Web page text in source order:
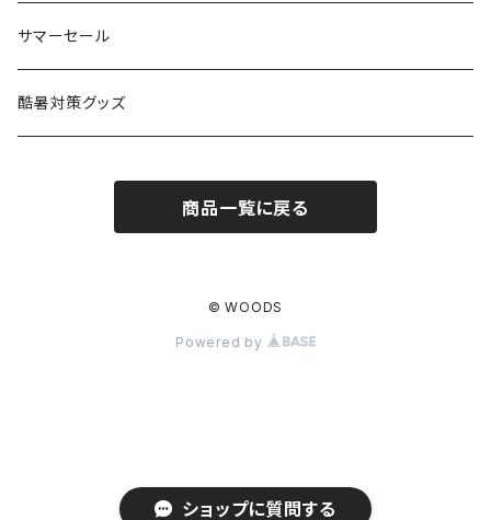
ショップに質問する
Ballistics
BEDROCK SANDALS
スリーピングギア
クッキングギア
ヘッドライト／ランタン
チェア
燃料ランタン
LEDライト
焚火台／薪ストーブ
焚火台
暖房器具
クッキングギア
ハードクーラーボックス
ウォーターキャリア
ハンドウェア
ヘッドギア
ラジコン
雑貨
アウトレット
サマーセール
酷暑対策グッズ
商品一覧に戻る
© WOODS
Powered by